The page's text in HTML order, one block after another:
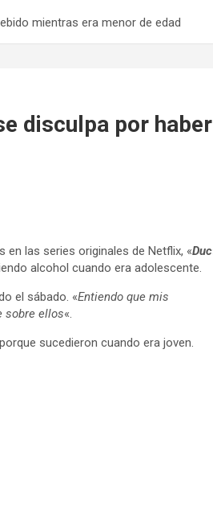
mientras era menor de edad
disculpa por haber
en las series originales de Netflix, «Duc
alcohol cuando era adolescente.
el sábado. «Entiendo que mis
sobre ellos«.
sucedieron cuando era joven.